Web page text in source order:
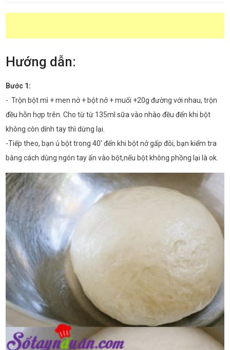
Hướng dẫn:
Bước 1:
- Trộn bột mì + men nở + bột nở + muối +20g đường với nhau, trộn
đều hỗn hợp trên. Cho từ từ 135ml sữa vào nhào đều đến khi bột
không còn dính tay thì dừng lại.
-Tiếp theo, bạn ủ bột trong 40' đến khi bột nở gấp đôi, bạn kiểm tra
bằng cách dùng ngón tay ấn vào bột,nếu bột không phồng lại là ok.